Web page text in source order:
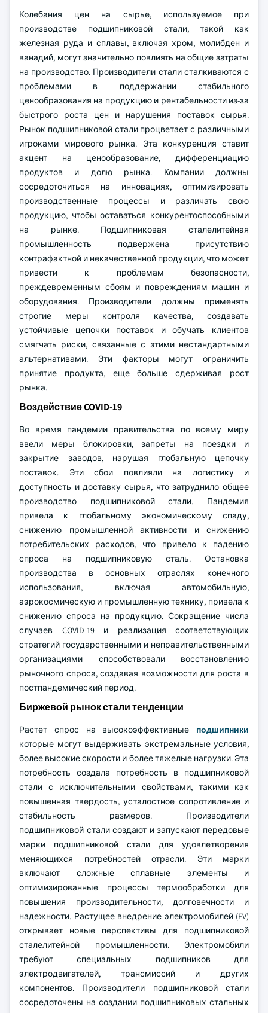
Колебания цен на сырье, используемое при
производстве подшипниковой стали, такой как
железная руда и сплавы, включая хром, молибден и
ванадий, могут значительно повлиять на общие затраты
на производство. Производители стали сталкиваются с
проблемами в поддержании стабильного
ценообразования на продукцию и рентабельности из-за
быстрого роста цен и нарушения поставок сырья.
Рынок подшипниковой стали процветает с различными
игроками мирового рынка. Эта конкуренция ставит
акцент на ценообразование, дифференциацию
продуктов и долю рынка. Компании должны
сосредоточиться на инновациях, оптимизировать
производственные процессы и различать свою
продукцию, чтобы оставаться конкурентоспособными
на рынке. Подшипниковая сталелитейная
промышленность подвержена присутствию
контрафактной и некачественной продукции, что может
привести к проблемам безопасности,
преждевременным сбоям и повреждениям машин и
оборудования. Производители должны применять
строгие меры контроля качества, создавать
устойчивые цепочки поставок и обучать клиентов
смягчать риски, связанные с этими нестандартными
альтернативами. Эти факторы могут ограничить
принятие продукта, еще больше сдерживая рост
рынка.
Воздействие COVID-19
Во время пандемии правительства по всему миру
ввели меры блокировки, запреты на поездки и
закрытие заводов, нарушая глобальную цепочку
поставок. Эти сбои повлияли на логистику и
доступность и доставку сырья, что затруднило общее
производство подшипниковой стали. Пандемия
привела к глобальному экономическому спаду,
снижению промышленной активности и снижению
потребительских расходов, что привело к падению
спроса на подшипниковую сталь. Остановка
производства в основных отраслях конечного
использования, включая автомобильную,
аэрокосмическую и промышленную технику, привела к
снижению спроса на продукцию. Сокращение числа
случаев COVID-19 и реализация соответствующих
стратегий государственными и неправительственными
организациями способствовали восстановлению
рыночного спроса, создавая возможности для роста в
постпандемический период.
Биржевой рынок стали тенденции
Растет спрос на высокоэффективные подшипники
которые могут выдерживать экстремальные условия,
более высокие скорости и более тяжелые нагрузки. Эта
потребность создала потребность в подшипниковой
стали с исключительными свойствами, такими как
повышенная твердость, усталостное сопротивление и
стабильность размеров. Производители
подшипниковой стали создают и запускают передовые
марки подшипниковой стали для удовлетворения
меняющихся потребностей отрасли. Эти марки
включают сложные сплавные элементы и
оптимизированные процессы термообработки для
повышения производительности, долговечности и
надежности. Растущее внедрение электромобилей (EV)
открывает новые перспективы для подшипниковой
сталелитейной промышленности. Электромобили
требуют специальных подшипников для
электродвигателей, трансмиссий и других
компонентов. Производители подшипниковой стали
сосредоточены на создании подшипниковых стальных